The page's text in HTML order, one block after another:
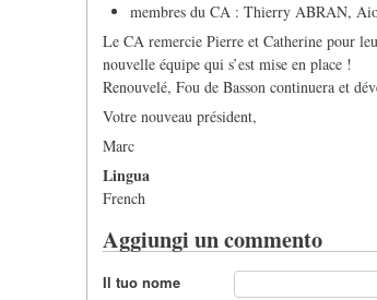
membres du CA : Thierry ABRAN,
Le CA remercie Pierre et Catherine pour
nouvelle équipe qui s’est mise en place !
Renouvelé, Fou de Basson continuera et
Votre nouveau président,
Marc
Lingua
French
Aggiungi un commento
Il tuo nome